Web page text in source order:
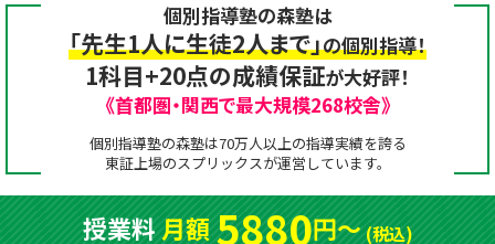
森塾を知る トップ
森塾の想い
成績アップをかなえる！森塾メソッド
森塾の授業料について
入塾について
入塾について トップ
塾の選び方
入塾までの流れ
よくあるご質問
お電話はこちら
0120-602-607
個別指導塾の森塾は
「先生1人に生徒2人まで」の個別指導！
1科目+20点の成績保証が大好評！
《首都圏・関西で最大規模268校舎》
個別指導塾の森塾は70万人以上の指導実績を誇る
東証上場のスプリックスが運営しています。
授業料月額5880円〜(税込)